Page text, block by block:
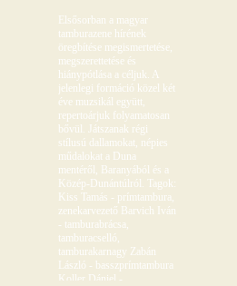
Elsősorban a magyar
tamburazene hírének
öregbítése megismertetése,
megszerettetése és
hiánypótlása a céljuk. A
jelenlegi formáció közel két
éve muzsikál együtt,
repertoárjuk folyamatosan
bővül. Játszanak régi
stílusú dallamokat, népies
műdalokat a Duna
mentéről, Baranyából és a
Közép-Dunántúlról. Tagok:
Kiss Tamás - prímtambura,
zenekarvezető Barvich Iván
- tamburabrácsa,
tamburacselló,
tamburakarnagy Zabán
László - basszprímtambura
Koller Dániel -